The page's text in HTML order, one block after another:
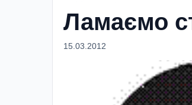
Ламаємо
15.03.2012